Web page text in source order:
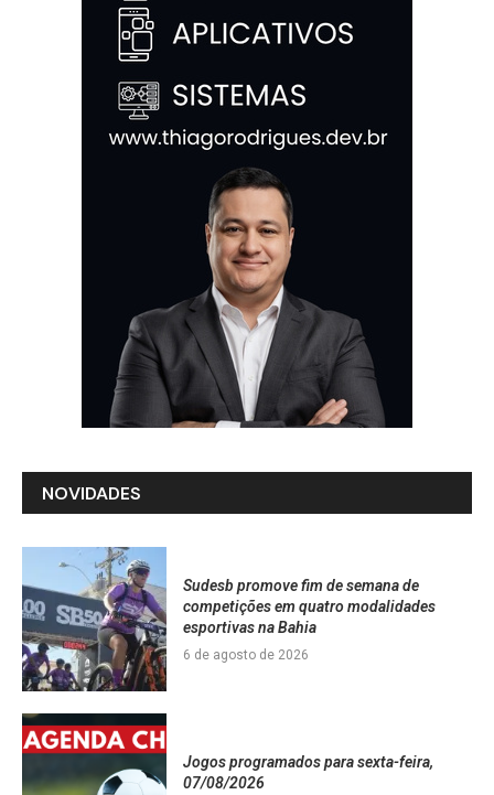
NOVIDADES
Sudesb promove fim de semana de
competições em quatro modalidades
esportivas na Bahia
6 de agosto de 2026
Jogos programados para sexta-feira,
07/08/2026